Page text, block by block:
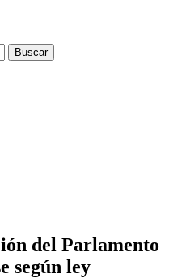
del Parlamento
según ley